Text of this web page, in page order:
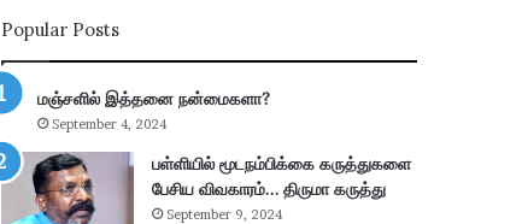
ய
ல்
கா
ணி
கை
:
Popular Posts
மஞ்சளில் இத்தனை நன்மைகளா?
September 4, 2024
பள்ளியில் மூடநம்பிக்கை கருத்துகளை
பேசிய விவகாரம்… திருமா கருத்து
September 9, 2024